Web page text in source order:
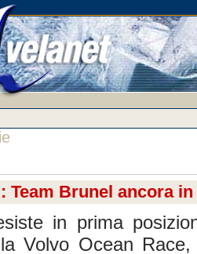
Team Brunel ancora
in prima
Volvo Ocean